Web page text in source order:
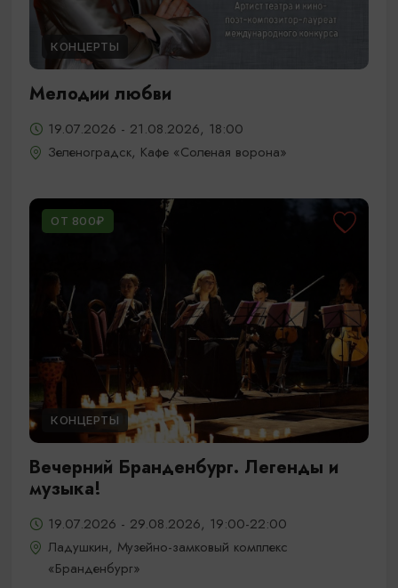
КОНЦЕРТЫ
Мелодии любви
19.07.2026 - 21.08.2026, 18:00
Зеленоградск, Кафе «Соленая ворона»
ОТ 800₽
КОНЦЕРТЫ
Вечерний Бранденбург. Легенды и
музыка!
19.07.2026 - 29.08.2026, 19:00-22:00
Ладушкин, Музейно-замковый комплекс
«Бранденбург»